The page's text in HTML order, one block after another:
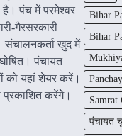
है। पंच में परमेश्वर
गैरसरकारी
संचालनकर्ता खुद में
पंचायत
को यहां शेयर करें।
करेंगेे।
Bihar
Bihar
Samrat
पंचायत